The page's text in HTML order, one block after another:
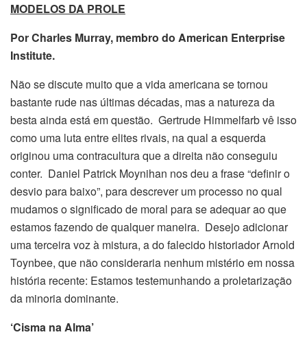
MODELOS DA PROLE
Por Charles Murray, membro do American Enterprise
Institute.
Não se discute muito que a vida americana se tornou
bastante rude nas últimas décadas, mas a natureza da
besta ainda está em questão. Gertrude Himmelfarb vê isso
como uma luta entre elites rivais, na qual a esquerda
originou uma contracultura que a direita não conseguiu
conter. Daniel Patrick Moynihan nos deu a frase “definir o
desvio para baixo”, para descrever um processo no qual
mudamos o significado de moral para se adequar ao que
estamos fazendo de qualquer maneira. Desejo adicionar
uma terceira voz à mistura, a do falecido historiador Arnold
Toynbee, que não consideraria nenhum mistério em nossa
história recente: Estamos testemunhando a proletarização
da minoria dominante.
‘Cisma na Alma’